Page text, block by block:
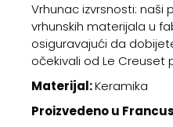
Vrhunac izvrsnosti: naši
vrhunskih materijala u
osiguravajući da
očekivali od Le Creuset
Materijal:Keramika
Proizvedeno u